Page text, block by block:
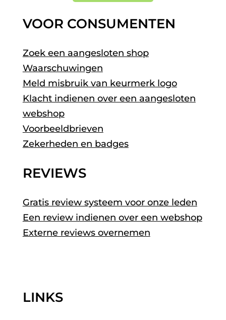
VOOR CONSUMENTEN
Zoek een aangesloten shop
Waarschuwingen
Meld misbruik van keurmerk logo
Klacht indienen over een aangesloten
webshop
Voorbeeldbrieven
Zekerheden en badges
REVIEWS
Gratis review systeem voor onze leden
Een review indienen over een webshop
Externe reviews overnemen
LINKS